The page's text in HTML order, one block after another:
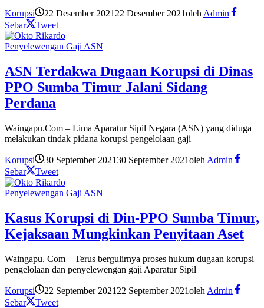
Korupsi 22 Desember 2021 22 Desember 2021oleh Admin
Sebar
Tweet
Penyelewengan Gaji ASN
ASN Terdakwa Dugaan Korupsi di Dinas
PPO Sumba Timur Jalani Sidang
Perdana
Waingapu.Com – Lima Aparatur Sipil Negara (ASN) yang diduga
melakukan tindak pidana korupsi pengelolaan gaji
Korupsi 30 September 202130 September 2021oleh Admin
Sebar
Tweet
Penyelewengan Gaji ASN
Kasus Korupsi di Din-PPO Sumba Timur,
Kejaksaan Mungkinkan Penyitaan Aset
Waingapu. Com – Terus bergulirnya proses hukum dugaan korupsi
pengelolaan dan penyelewengan gaji Aparatur Sipil
Korupsi 22 September 2021 22 September 2021oleh Admin
Sebar
Tweet